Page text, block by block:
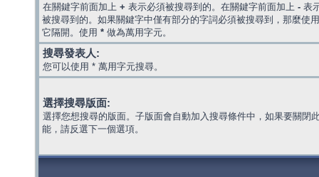
在關鍵字前面加上 + 表示必須被搜尋到的。在關鍵字前面加上 - 表
被搜尋到的。如果關鍵字中僅有部分的字詞必須被搜尋到，那麼使
它隔開。使用 * 做為萬用字元。
搜尋發表人:
您可以使用 * 萬用字元搜尋。
選擇搜尋版面:
選擇您想搜尋的版面。子版面會自動加入搜尋條件中，如果要關閉
能，請反選下一個選項。